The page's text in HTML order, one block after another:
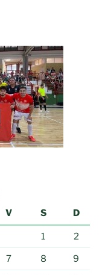
V S D
1 2
7 8 9